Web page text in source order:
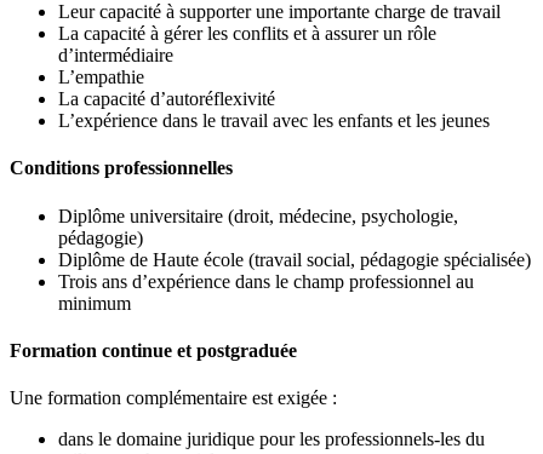
Leur capacité à supporter une importante charge de travail
La capacité à gérer les conflits et à assurer un rôle
d’intermédiaire
L’empathie
La capacité d’autoréflexivité
L’expérience dans le travail avec les enfants et les jeunes
Conditions professionnelles
Diplôme universitaire (droit, médecine, psychologie,
pédagogie)
Diplôme de Haute école (travail social, pédagogie spécialisée)
Trois ans d’expérience dans le champ professionnel au
minimum
Formation continue et postgraduée
Une formation complémentaire est exigée :
dans le domaine juridique pour les professionnels-les du